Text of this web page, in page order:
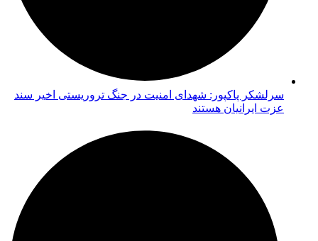
سرلشکر پاکپور: شهدای امنیت در جنگ تروریستی اخیر سند
عزت ایرانیان هستند